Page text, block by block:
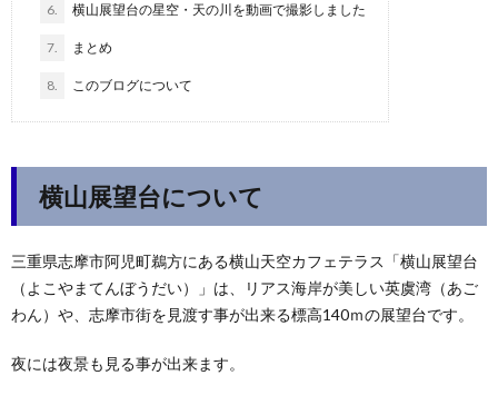
6. 横山展望台の星空・天の川を動画で撮影しました
7. まとめ
8. このブログについて
横山展望台について
三重県志摩市阿児町鵜方にある横山天空カフェテラス「横山展望台
（よこやまてんぼうだい）」は、リアス海岸が美しい英虞湾（あご
わん）や、志摩市街を見渡す事が出来る標高140ｍの展望台です。
夜には夜景も見る事が出来ます。